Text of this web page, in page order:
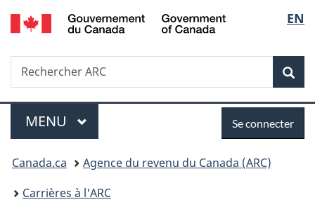
Passer
au
Passer
à
du
Passer
à
simplifiée
de
la
EN
Recherche
Rechercher
ARC
Menu
MENU PRINCIPAL
connecter
Se connecter
Vous
êtes
Canada.ca
Agence du revenu du Canada (ARC)
Carrières à l'ARC